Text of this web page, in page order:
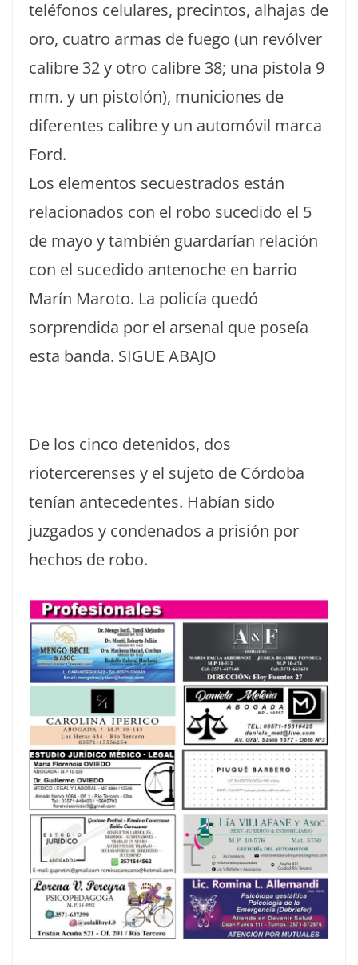
teléfonos celulares, precintos, alhajas de
oro, cuatro armas de fuego (un revólver
calibre 32 y otro calibre 38; una pistola 9
mm. y un pistolón), municiones de
diferentes calibre y un automóvil marca
Ford.
Los elementos secuestrados están
relacionados con el robo sucedido el 5
de mayo y también guardarían relación
con el sucedido antenoche en barrio
Marín Maroto. La policía quedó
sorprendida por el arsenal que poseía
esta banda. SIGUE ABAJO
De los cinco detenidos, dos
riotercerenses y el sujeto de Córdoba
tenían antecedentes. Habían sido
juzgados y condenados a prisión por
hechos de robo.